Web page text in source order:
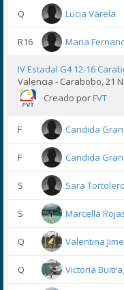
Q Lucia Varela
R16 Maria
IV Estadal G4 12-16
Valencia - Carabobo, 21
Creado porFVT
F Candida
F Candida
S Sara Tortolero
S Marcella
Q Valentina
Q Victoria